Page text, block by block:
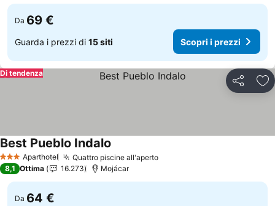
Da 69 €
Guarda i prezzi di 15 siti Scopri i prezzi
Condividi
Di tendenza
3 StelleAparthotel Quattro piscine all'aperto
Best Pueblo Indalo
8,1 Ottima 16.273 Mojácar
Da 64 €